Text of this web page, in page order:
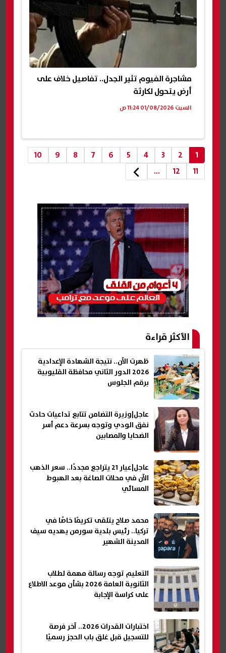
مشاجرة الفيوم تثير الجدل.. تفاصيل خلاف على
أرض يتحول لكارثة
السبت 01/08/2026 11:24 ص
1
2
3
4
5
6
7
8
9
10
11
12
...
الأكثر قراءة
ظهرت الآن.. نتيجة الشهادة الإعدادية
2026 الدور الثاني محافظة القليوبية
برقم الجلوس
عاجل|وزيرة التضامن تتابع تداعيات حادث
نفق الودي وتوجه بسرعة دعم أسر
الضحايا والمصابين
عاجل|عيار 21 يتراجع مجددًا.. سعر الذهب
الآن في محلات الصاغة بعد الهبوط
المسائي
محمد صلاح يتلقى تكريمًا خاصًا في
تركيا.. رئيس بلدية سورمن يهديه سيف
المدينة الشهير
التعليم توجه رسالة مهمة لطلاب
الثانوية العامة 2026 بشأن موعد الاطلاع
على كراسة الإجابة
اختبارات القدرات 2026.. آخر فرصة
للتسجيل قبل غلق باب الحجز رسميًا